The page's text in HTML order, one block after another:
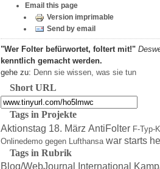
Email this page
Version imprimable
Send by email
"Wer Folter befürwortet, foltert mit!"
kenntlich gemacht werden.
gehe zu: Denn sie wissen, was sie tun
Short URL
Tags in Projekte
Aktionstag 18. März AntiFolter F-Typ-
Onlinedemo gegen Lufthansa war starts
Tags in Rubrik
Blog/WebJournal International